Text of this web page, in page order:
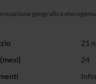
geografica
21
24